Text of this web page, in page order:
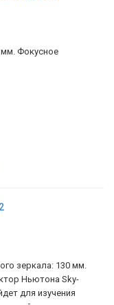
Фокусное
зеркала: 130 мм.
Ньютона Sky-
для изучения